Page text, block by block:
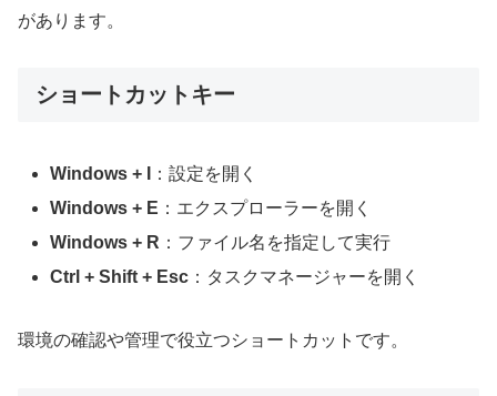
があります。
ショートカットキー
Windows + I
：設定を開く
Windows + E ：エクスプローラーを開く
Windows + R ：ファイル名を指定して実行
Ctrl + Shift + Esc ：タスクマネージャーを開く
環境の確認や管理で役立つショートカットです。